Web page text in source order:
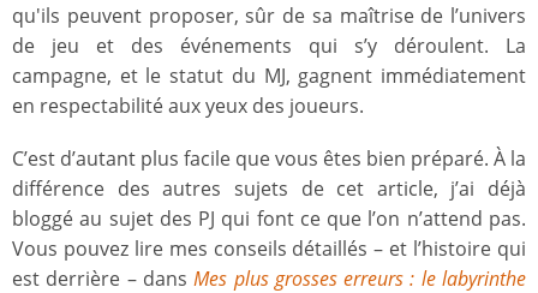
qu'ils peuvent proposer, sûr de sa maîtrise de l’univers
de jeu et des événements qui s’y déroulent. La
campagne, et le statut du MJ, gagnent immédiatement
en respectabilité aux yeux des joueurs.
C’est d’autant plus facile que vous êtes bien préparé. À la
différence des autres sujets de cet article, j’ai déjà
bloggé au sujet des PJ qui font ce que l’on n’attend pas.
Vous pouvez lire mes conseils détaillés – et l’histoire qui
est derrière – dansMes plus grosses erreurs : le labyrinthe